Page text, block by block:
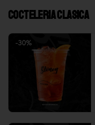
Cocteleria Clasica
-30%